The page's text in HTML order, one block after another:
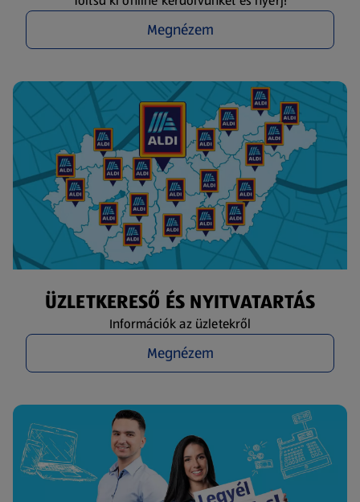
Megnézem
ÜZLETKERESŐ ÉS NYITVATARTÁS
Információk az üzletekről
Megnézem